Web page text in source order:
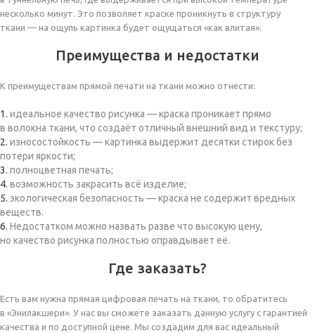
несколько минут. Это позволяет краске проникнуть в структуру
ткани — на ощупь картинка будет ощущаться «как влитая».
Преимущества и недостатки
К преимуществам прямой печати на ткани можно отнести:
идеальное качество рисунка — краска проникает прямо
в волокна ткани, что создаёт отличный внешний вид и текстуру;
износостойкость — картинка выдержит десятки стирок без
потери яркости;
полноцветная печать;
возможность закрасить всё изделие;
экологическая безопасность — краска не содержит вредных
веществ.
Недостатком можно назвать разве что высокую цену,
но качество рисунка полностью оправдывает её.
Где заказать?
Есть вам нужна прямая цифровая печать на ткани, то обратитесь
в «Энилакшери». У нас вы сможете заказать данную услугу с гарантией
качества и по доступной цене. Мы создадим для вас идеальный